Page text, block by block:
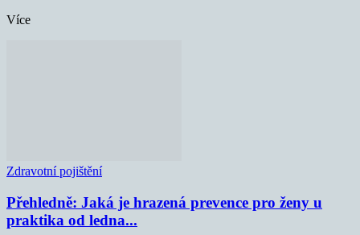
Více
Zdravotní pojištění
Přehledně: Jaká je hrazená prevence pro ženy u
praktika od ledna...